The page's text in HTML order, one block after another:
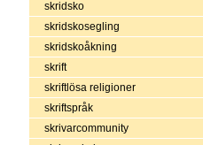
skridsko
skridskosegling
skridskoåkning
skrift
skriftlösa religioner
skriftspråk
skrivarcommunity